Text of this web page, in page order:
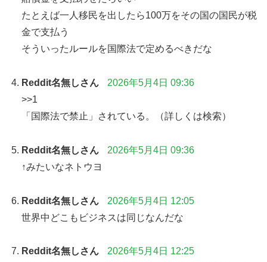
たとえば一人移民を出したら100万をその国の国民が税
金で支払う
そういったルールを国際法で定めるべきだな
Reddit名無しさん
2026年5月4日 09:36
>>1
「国際法で禁止」されている。（詳しくは検索）
Reddit名無しさん
2026年5月4日 09:36
↑みたいなネトウ​ヨ
Reddit名無しさん
2026年5月4日 12:05
世界中どこもビジネスは同じなんだな
Reddit名無しさん
2026年5月4日 12:25